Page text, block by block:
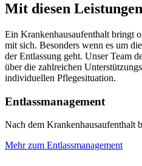
Mit diesen
Ein Krankenhausaufenthalt bringt
mit sich. Besonders wenn es um
der Entlassung geht. Unser Team
über die zahlreichen
individuellen Pflegesituation.
Entlassmanagement
Nach dem Krankenhausaufenthalt
Mehr zum Entlassmanagement